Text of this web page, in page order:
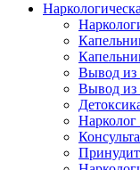
Вывод из
Вывод из